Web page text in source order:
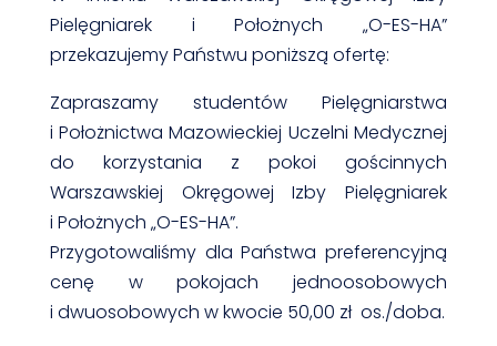
Pielęgniarek i Położnych „O-ES-HA”
przekazujemy Państwu poniższą ofertę:
Zapraszamy studentów Pielęgniarstwa
i Położnictwa Mazowieckiej Uczelni Medycznej
do korzystania z pokoi gościnnych
Warszawskiej Okręgowej Izby Pielęgniarek
i Położnych „O-ES-HA”.
Przygotowaliśmy dla Państwa preferencyjną
cenę w pokojach jednoosobowych
i dwuosobowych w kwocie 50,00 zł os./doba.